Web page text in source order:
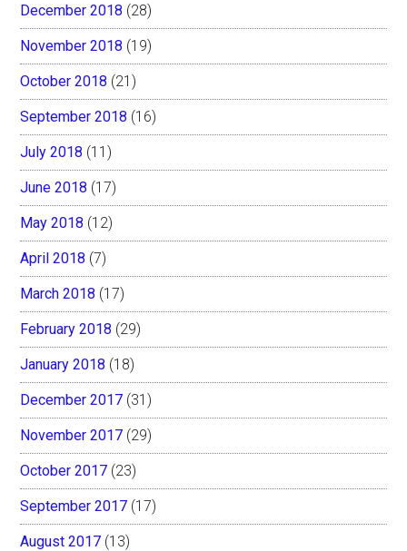
December 2018 (28)
November 2018 (19)
October 2018 (21)
September 2018 (16)
July 2018 (11)
June 2018 (17)
May 2018 (12)
April 2018 (7)
March 2018 (17)
February 2018 (29)
January 2018 (18)
December 2017 (31)
November 2017 (29)
October 2017 (23)
September 2017 (17)
August 2017 (13)